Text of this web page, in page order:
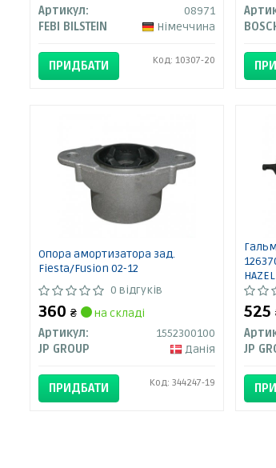
Артикул:
08971
FEBI BILSTEIN
Німеччина
ПРИДБАТИ Код: 10307-20
Опора амортизатора зад.
Fiesta/Fusion 02-12
0 відгуків
360 ₴
на складі
Артикул:
1552300100
JP GROUP
Данія
ПРИДБАТИ Код: 344247-19
525
JP